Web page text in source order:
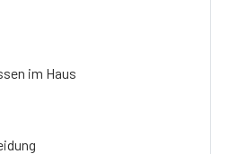
im Haus